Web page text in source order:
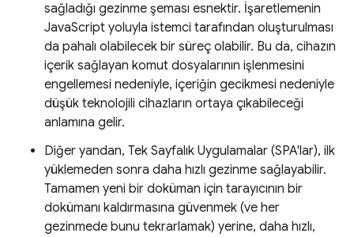
sağladığı gezinme şeması esnektir. İşaretlemenin
JavaScript yoluyla istemci tarafından oluşturulması
da pahalı olabilecek bir süreç olabilir. Bu da, cihazın
içerik sağlayan komut dosyalarının işlenmesini
engellemesi nedeniyle, içeriğin gecikmesi nedeniyle
düşük teknolojili cihazların ortaya çıkabileceği
anlamına gelir.
Diğer yandan, Tek Sayfalık Uygulamalar (SPA'lar), ilk
yüklemeden sonra daha hızlı gezinme sağlayabilir.
Tamamen yeni bir doküman için tarayıcının bir
dokümanı kaldırmasına güvenmek (ve her
gezinmede bunu tekrarlamak) yerine, daha hızlı,